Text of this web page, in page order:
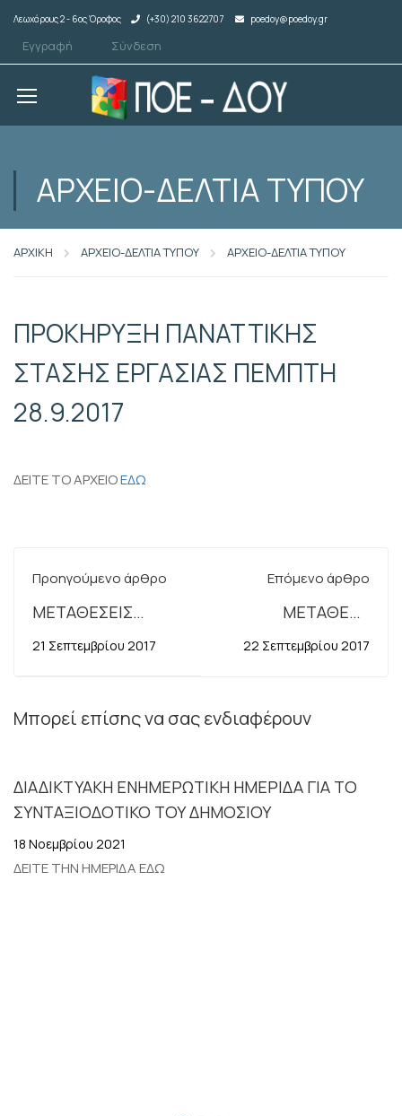
Λεωχάρους 2 - 6ος Όροφος (+30) 210 3622707 poedoy@poedoy.gr
Εγγραφή Σύνδεση
ΑΡΧΕΙΟ-ΔΕΛΤΙΑ ΤΥΠΟΥ
ΑΡΧΙΚΗ ΑΡΧΕΙΟ-ΔΕΛΤΙΑ ΤΥΠΟΥ ΑΡΧΕΙΟ-ΔΕΛΤΙΑ ΤΥΠΟΥ
ΠΡΟΚΗΡΥΞΗ ΠΑΝΑΤΤΙΚΗΣ
ΣΤΑΣΗΣ ΕΡΓΑΣΙΑΣ ΠΕΜΠΤΗ
28.9.2017
ΔΕΙΤΕ ΤΟ ΑΡΧΕΙΟΕΔΩ
Προηγούμενο άρθρο
ΜΕΤΑΘΕΣΕΙΣ
ΥΠΑΛΛΗΛΩΝ
21 Σεπτεμβρίου 2017
Επόμενο άρθρο
ΜΕΤΑΘΕΣΗ
ΥΠΑΛΛΗΛΩΝ
22 Σεπτεμβρίου 2017
Μπορεί επίσης να σας ενδιαφέρουν
ΔΙΑΔΙΚΤΥΑΚΗ ΕΝΗΜΕΡΩΤΙΚΗ ΗΜΕΡΙΔΑ ΓΙΑ ΤΟ
ΣΥΝΤΑΞΙΟΔΟΤΙΚΟ ΤΟΥ ΔΗΜΟΣΙΟΥ
18 Νοεμβρίου 2021
ΔΕΙΤΕ ΤΗΝ ΗΜΕΡΙΔΑ ΕΔΩ